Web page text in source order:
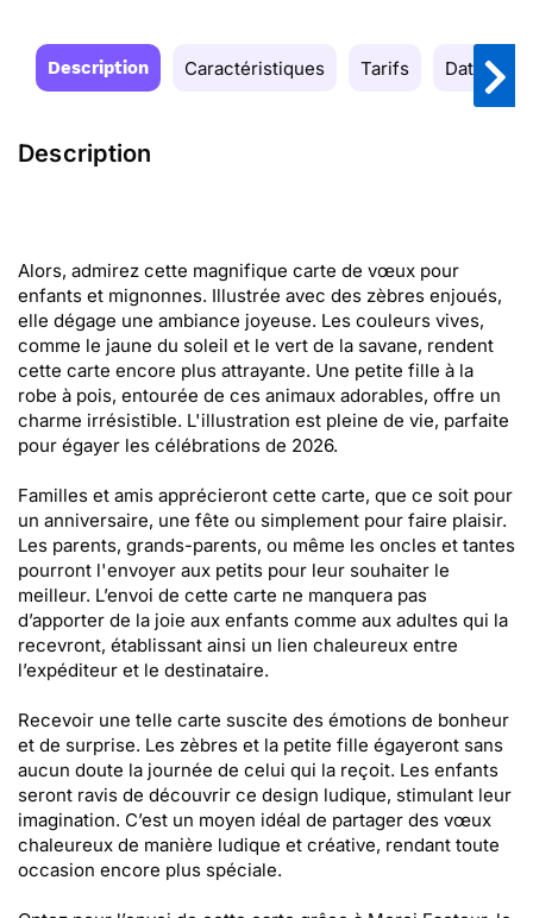
Description Caractéristiques Tarifs Date de
Description
Alors, admirez cette magnifique carte de vœux pour
enfants et mignonnes. Illustrée avec des zèbres enjoués,
elle dégage une ambiance joyeuse. Les couleurs vives,
comme le jaune du soleil et le vert de la savane, rendent
cette carte encore plus attrayante. Une petite fille à la
robe à pois, entourée de ces animaux adorables, offre un
charme irrésistible. L'illustration est pleine de vie, parfaite
pour égayer les célébrations de 2026.
Familles et amis apprécieront cette carte, que ce soit pour
un anniversaire, une fête ou simplement pour faire plaisir.
Les parents, grands-parents, ou même les oncles et tantes
pourront l'envoyer aux petits pour leur souhaiter le
meilleur. L’envoi de cette carte ne manquera pas
d’apporter de la joie aux enfants comme aux adultes qui la
recevront, établissant ainsi un lien chaleureux entre
l’expéditeur et le destinataire.
Recevoir une telle carte suscite des émotions de bonheur
et de surprise. Les zèbres et la petite fille égayeront sans
aucun doute la journée de celui qui la reçoit. Les enfants
seront ravis de découvrir ce design ludique, stimulant leur
imagination. C’est un moyen idéal de partager des vœux
chaleureux de manière ludique et créative, rendant toute
occasion encore plus spéciale.